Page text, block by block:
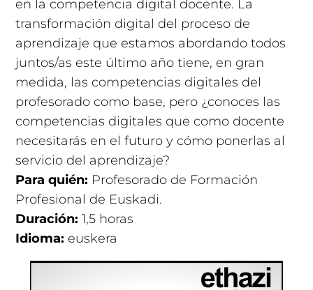
en la competencia digital docente. La
transformación digital del proceso de
aprendizaje que estamos abordando todos
juntos/as este último año tiene, en gran
medida, las competencias digitales del
profesorado como base, pero ¿conoces las
competencias digitales que como docente
necesitarás en el futuro y cómo ponerlas al
servicio del aprendizaje?
Para quién: Profesorado de Formación
Profesional de Euskadi.
Duración:1,5 horas
Idioma: euskera